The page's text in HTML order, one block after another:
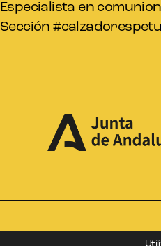
Especialista en
Sección